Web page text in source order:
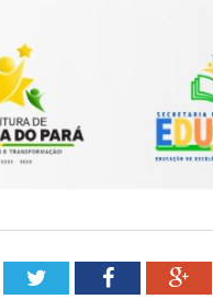
TwitterFacebook